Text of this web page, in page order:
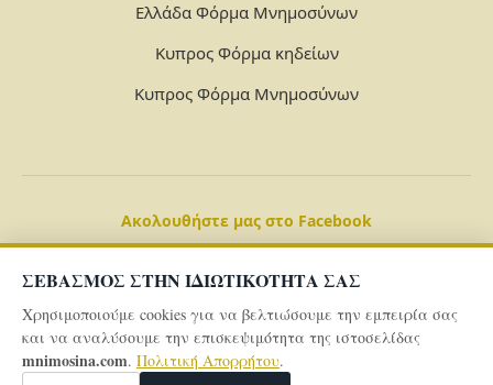
ΣΕΒΑΣΜΟΣ ΣΤΗΝ ΙΔΙΩΤΙΚΟΤΗΤΑ ΣΑΣ
Χρησιμοποιούμε cookies για να βελτιώσουμε την εμπειρία σας
και να αναλύσουμε την επισκεψιμότητα της ιστοσελίδας
mnimosina.com. Πολιτική Απορρήτου.
Ελλάδα Φόρμα Μνημοσύνων
Κυπρος Φόρμα κηδείων
Κυπρος Φόρμα Μνημοσύνων
Ακολουθήστε μας στο Facebook